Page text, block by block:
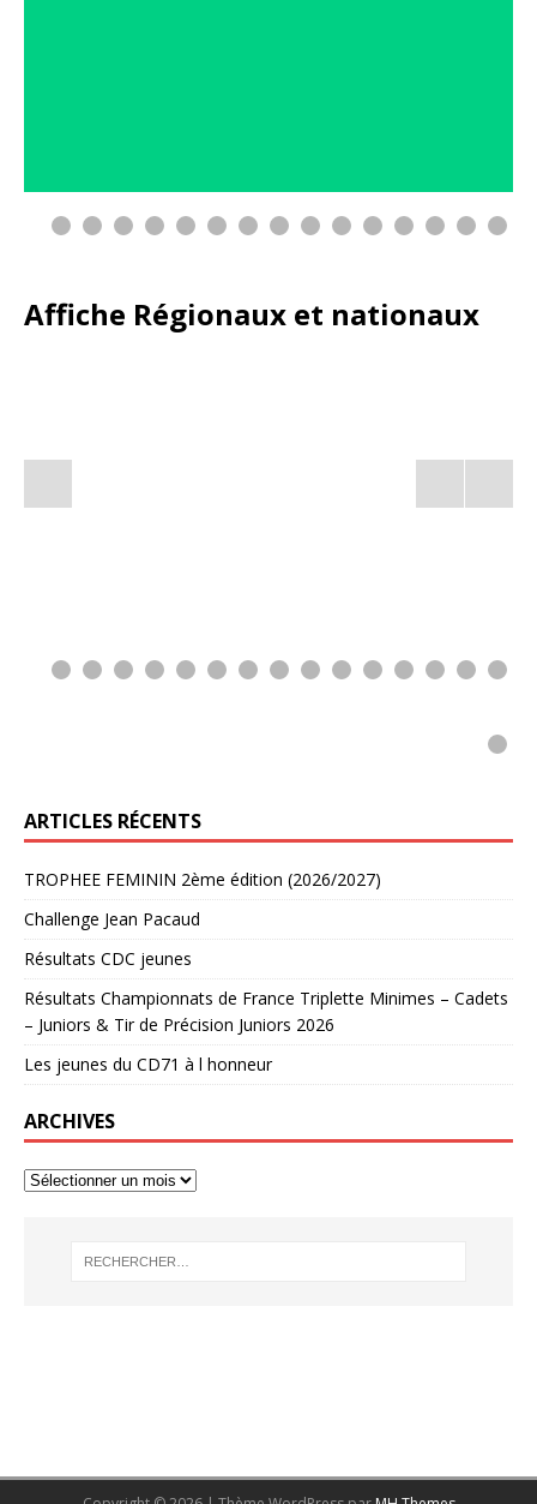
Affiche Régionaux et nationaux
ARTICLES RÉCENTS
TROPHEE FEMININ 2ème édition (2026/2027)
Challenge Jean Pacaud
Résultats CDC jeunes
Résultats Championnats de France Triplette Minimes – Cadets
– Juniors & Tir de Précision Juniors 2026
Les jeunes du CD71 à l honneur
ARCHIVES